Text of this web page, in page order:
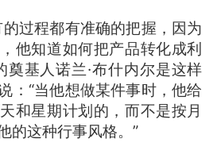
过程都有准确的把握，因为
他知道如何把产品转化成利
奠基人诺兰·布什内尔是这样
：“当他想做某件事时，他给
和星期计划的，而不是按月
的这种行事风格。”